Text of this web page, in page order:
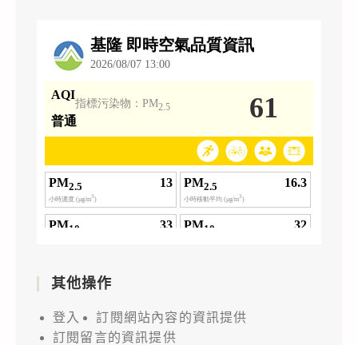
其他操作
登入
訂閱網站內容的資訊提供
訂閱留言的資訊提供